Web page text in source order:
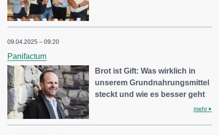
09.04.2025 – 09:20
Panifactum
Brot ist Gift: Was wirklich in
unserem Grundnahrungsmittel
steckt und wie es besser geht
mehr